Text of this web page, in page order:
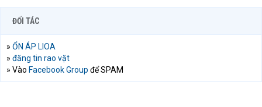
ĐỐI TÁC
» ỔN ÁP LIOA
» đăng tin rao vặt
» Vào Facebook Group để SPAM